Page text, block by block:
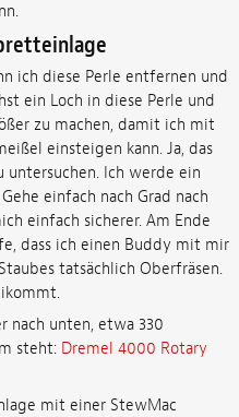
ich diese Perle entfernen und
ein Loch in diese Perle und
zu machen, damit ich mit
einsteigen kann. Ja, das
untersuchen. Ich werde ein
einfach nach Grad nach
einfach sicherer. Am Ende
dass ich einen Buddy mit mir
tatsächlich Oberfräsen.
nach unten, etwa 330
steht: Dremel 4000 Rotary
mit einer StewMac